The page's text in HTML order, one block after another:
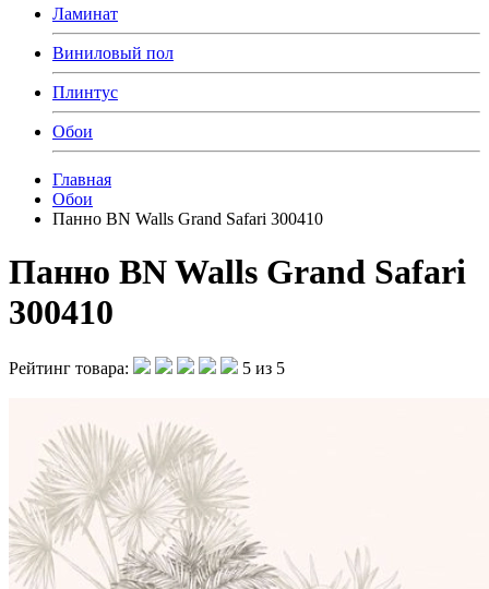
Ламинат
Виниловый пол
Плинтус
Обои
Главная
Обои
Панно BN Walls Grand Safari 300410
Панно BN Walls Grand Safari
300410
Рейтинг товара: 5 из 5